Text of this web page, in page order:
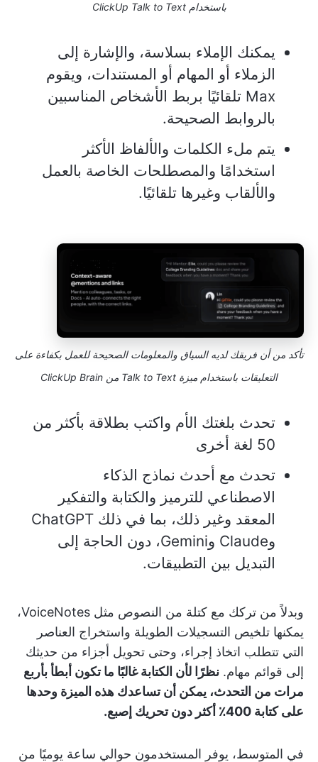
باستخدام ClickUp Talk to Text
يمكنك الإملاء بسلاسة، والإشارة إلى
الزملاء أو المهام أو المستندات، ويقوم
Max تلقائيًا بربط الأشخاص المناسبين
بالروابط الصحيحة.
يتم ملء الكلمات والألفاظ الأكثر
استخدامًا والمصطلحات الخاصة بالعمل
والألقاب وغيرها تلقائيًا.
تأكد من أن فريقك لديه السياق والمعلومات الصحيحة للعمل بكفاءة على
التعليقات باستخدام ميزة Talk to Text من ClickUp Brain
تحدث بلغتك الأم واكتب بطلاقة بأكثر من
50 لغة أخرى
تحدث مع أحدث نماذج الذكاء
الاصطناعي للترميز والكتابة والتفكير
المعقد وغير ذلك، بما في ذلك ChatGPT
وClaude وGemini، دون الحاجة إلى
التبديل بين التطبيقات.
وبدلاً من تركك مع كتلة من النصوص مثل VoiceNotes،
يمكنها تلخيص التسجيلات الطويلة واستخراج العناصر
التي تتطلب اتخاذ إجراء، وحتى تحويل أجزاء من حديثك
إلى قوائم مهام. نظرًا لأن الكتابة غالبًا ما تكون أبطأ بأربع
مرات من التحدث، يمكن أن تساعدك هذه الميزة وحدها
على كتابة 400٪ أكثر دون تحريك إصبع.
في المتوسط، يوفر المستخدمون حوالي ساعة يوميًا من